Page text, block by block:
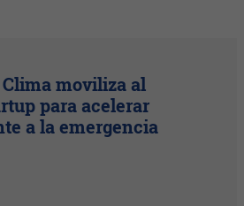
moviliza al
para acelerar
a la emergencia